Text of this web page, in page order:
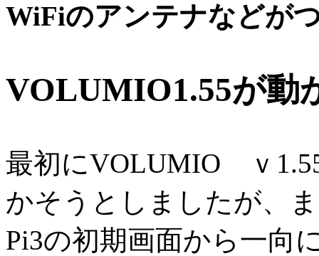
WiFiのアンテナなどが
VOLUMIO1.55が動
最初にVOLUMIO ｖ
かそうとしましたが、
Pi3の初期画面から一向